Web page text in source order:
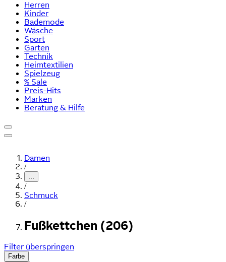
Herren
Kinder
Bademode
Wäsche
Sport
Garten
Technik
Heimtextilien
Spielzeug
% Sale
Preis-Hits
Marken
Beratung & Hilfe
Damen
/
...
/
Schmuck
/
Fußkettchen (206)
Filter überspringen
Farbe